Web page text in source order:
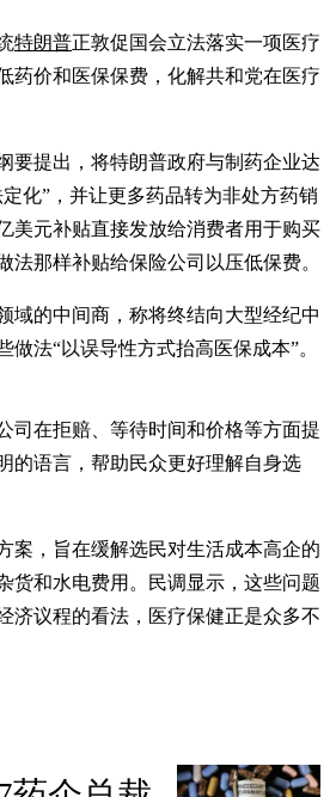
特朗普正敦促国会立法落实一项医疗
药价和医保保费，化解共和党在医疗
要提出，将特朗普政府与制药企业达
化”，并让更多药品转为非处方药销
美元补贴直接发放给消费者用于购买
法那样补贴给保险公司以压低保费。
域的中间商，称将终结向大型经纪中
做法“以误导性方式抬高医保成本”。
司在拒赔、等待时间和价格等方面提
的语言，帮助民众更好理解自身选
案，旨在缓解选民对生活成本高企的
货和水电费用。民调显示，这些问题
济议程的看法，医疗保健正是众多不